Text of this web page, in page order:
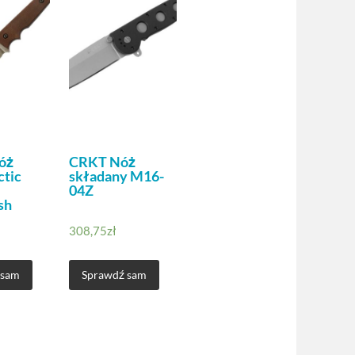
CRKT Nóż
składany M16-
04Z
308,75zł
Sprawdź sam